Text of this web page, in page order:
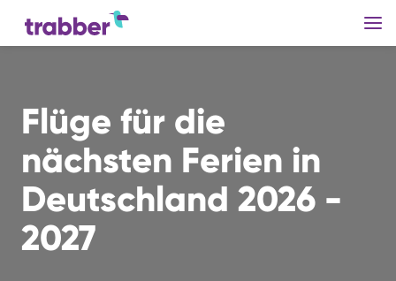
Flüge für die
nächsten Ferien in
Deutschland 2026 -
2027